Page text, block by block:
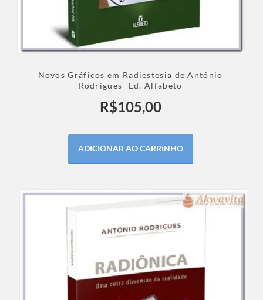
Novos Gráficos em Radiestesia de António
Rodrigues- Ed. Alfabeto
R$105,00
ADICIONAR AO CARRINHO